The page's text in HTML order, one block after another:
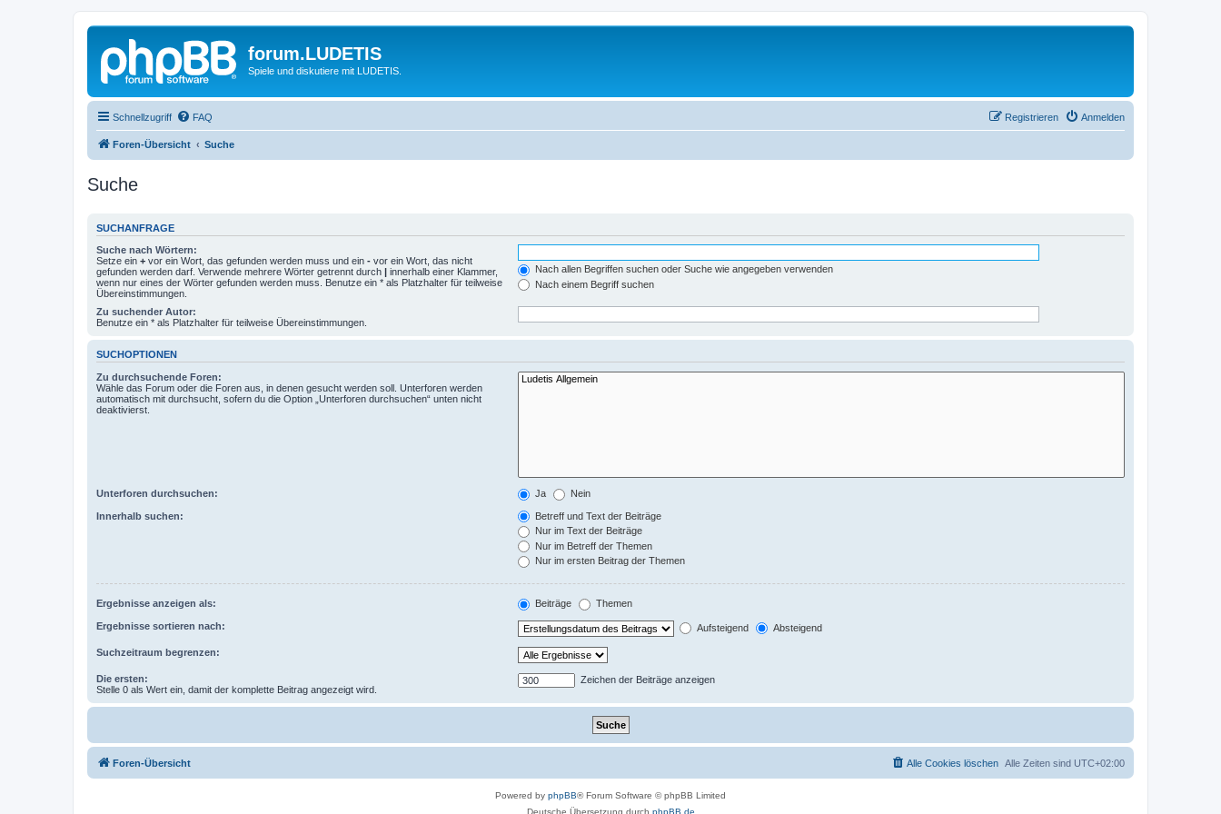
forum.LUDETIS
Spiele und diskutiere mit LUDETIS.
Schnellzugriff FAQ Anmelden
Registrieren
Foren-Übersicht Suche
Suche
SUCHANFRAGE
Suche nach Wörtern:
Setze ein + vor ein Wort, das gefunden werden muss und ein - vor ein Wort, das nicht
gefunden werden darf. Verwende mehrere Wörter getrennt durch | innerhalb einer Klammer,
wenn nur eines der Wörter gefunden werden muss. Benutze ein * als Platzhalter für teilweise
Übereinstimmungen.
Nach allen Begriffen suchen oder Suche wie angegeben verwenden
Nach einem Begriff suchen
Zu suchender Autor:
Benutze ein * als Platzhalter für teilweise Übereinstimmungen.
SUCHOPTIONEN
Zu durchsuchende Foren:
Wähle das Forum oder die Foren aus, in denen gesucht werden soll. Unterforen werden
automatisch mit durchsucht, sofern du die Option „Unterforen durchsuchen“ unten nicht
deaktivierst.
Unterforen durchsuchen: Ja Nein
Innerhalb suchen:
Betreff und Text der Beiträge
Nur im Text der Beiträge
Nur im Betreff der Themen
Nur im ersten Beitrag der Themen
Ergebnisse anzeigen als: Beiträge Themen
Ergebnisse sortieren nach: Aufsteigend Absteigend
Suchzeitraum begrenzen:
Die ersten:
Stelle 0 als Wert ein, damit der komplette Beitrag angezeigt wird.
Zeichen der Beiträge anzeigen
Foren-Übersicht Alle Zeiten sind UTC+02:00
Alle Cookies löschen
Powered by phpBB® Forum Software © phpBB Limited
Deutsche Übersetzung durch phpBB.de